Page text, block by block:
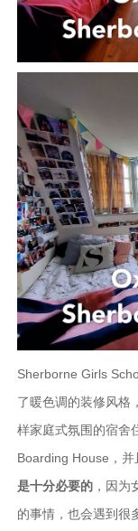
Sherborne Girls
了暖色调的装修风格
样家庭式氛围的宿舍
Boarding House，并
是十分必要的，因为
的事情，也会遇到很